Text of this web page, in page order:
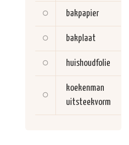
bakpapier
bakplaat
huishoudfolie
koekenman
uitsteekvorm